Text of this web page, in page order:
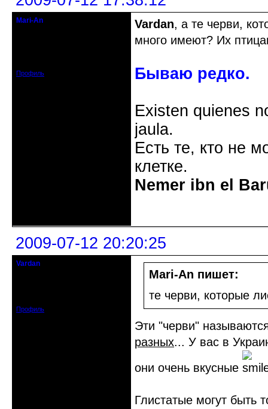
Mari-An
Профиль
Vardan, а те черви,
много имеют? Их
Бываю редко.
Existen quienes
jaula.
Есть те, кто не
клетке.
Nemer ibn el
2009-07-12 20:20:25
Vardan
Профиль
Mari-An пишет:
те черви, которые
Эти "черви"
разных... У вас в
они очень вкусные
Глистатые могут быть